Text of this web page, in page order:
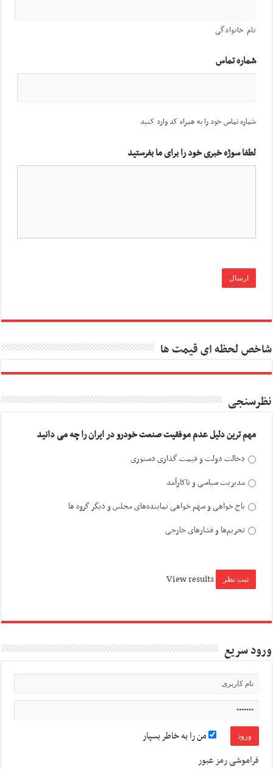
نام خانوادگی
شماره تماس
شماره تماس خود را به همراه کد وارد کنید
لطفا سوژه خبری خود را برای ما بفرستید
شاخص لحظه ای قیمت ها
نظرسنجی
مهم ترین دلیل عدم موفقیت صنعت خودرو در ایران را چه می دانید
دخالت دولت و قیمت گذاری دستوری
مدیریت سیاسی و ناکارآمد
باج خواهی و سهم خواهی نماینده‌های مجلس و دیگر گروه ها
تحریم‌ها و فشارهای خارجی
View results
ورود سریع
من را به خاطر بسپار
فراموشی رمز عبور